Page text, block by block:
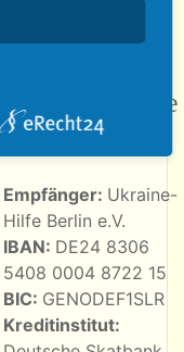
Ukraine-Hilfe
Berlin e.V.
Empfänger: Ukraine-
Hilfe Berlin e.V.
IBAN: DE24 8306
5408 0004 8722 15
BIC: GENODEF1SLR
Kreditinstitut: